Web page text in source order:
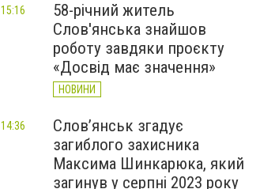
58-річний житель
Слов'янська знайшов
роботу завдяки проєкту
«Досвід має значення»
НОВИНИ
15:16
Слов’янськ згадує
загиблого захисника
Максима Шинкарюка, який
загинув у серпні 2023 року
14:36